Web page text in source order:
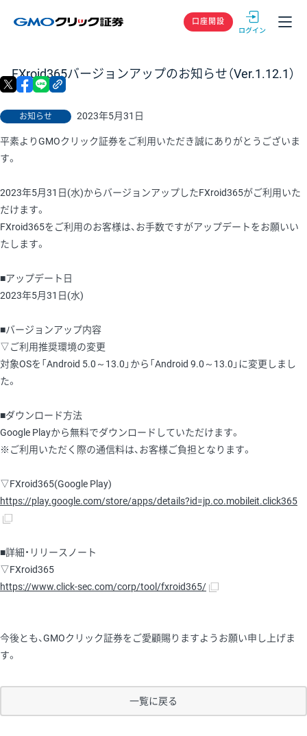
GMOクリック
口座開設
FXroid365バージョンアップのお知らせ（Ver.1.12.1）
お知らせ 2023年5月31日
X facebook
平素よりGMOクリック証券をご利用いただき誠にありがとうございま
す。
2023年5月31日(水)からバージョンアップしたFXroid365がご利用いた
だけます。
FXroid365をご利用のお客様は、お手数ですがアップデートをお願いい
たします。
■アップデート日
2023年5月31日(水)
■バージョンアップ内容
▽ご利用推奨環境の変更
対象OSを「Android 5.0～13.0」から「Android 9.0～13.0」に変更しまし
た。
■ダウンロード方法
Google Playから無料でダウンロードしていただけます。
※ご利用いただく際の通信料は、お客様ご負担となります。
▽FXroid365(Google Play)
https://play.google.com/store/apps/details?id=jp.co.mobileit.click365
■詳細・リリースノート
▽FXroid365
https://www.click-sec.com/corp/tool/fxroid365/
今後とも、GMOクリック証券をご愛顧賜りますようお願い申し上げま
す。
一覧に戻る